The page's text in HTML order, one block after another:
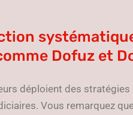
Dofuz et
déploient des
Vous remarquez